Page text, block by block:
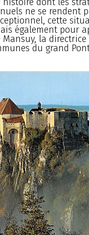
ne se rendent
cette
également pour
la
du grand